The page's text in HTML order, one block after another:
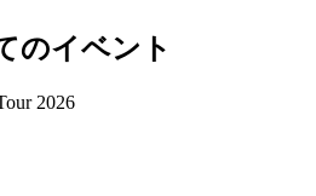
のイベント
2026